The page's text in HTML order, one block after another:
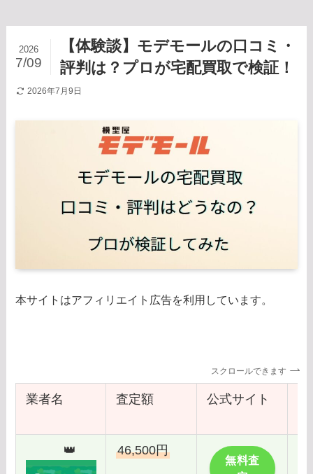
【体験談】モデモールの口コミ・
評判は？プロが宅配買取で検証！
2026
7/09
2026年7月9日
本サイトはアフィリエイト広告を利用しています。
スクロールできます
業者名 査定額 公式サイト
👑 46,500円
無料査